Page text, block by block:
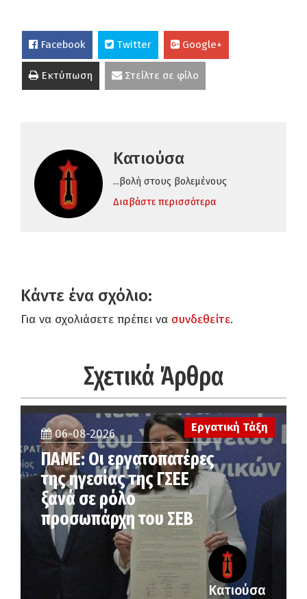
Facebook Twitter Google+
Εκτύπωση Στείλτε σε φίλο
Κατιούσα
...βολή στους βολεμένους
Διαβάστε περισσότερα
Κάντε ένα σχόλιο:
Για να σχολιάσετε πρέπει να συνδεθείτε.
Σχετικά Άρθρα
Εργατική Τάξη
06-08-2026
ΠΑΜΕ: Οι εργατοπατέρες
της ηγεσίας της ΓΣΕΕ
ξανά σε ρόλο
προσωπάρχη του ΣΕΒ
Κατιούσα